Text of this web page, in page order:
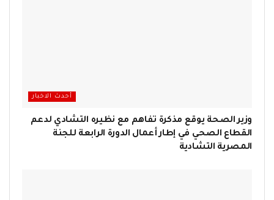
أحدث الاخبار
وزير الصحة يوقع مذكرة تفاهم مع نظيره التشادي لدعم
القطاع الصحي في إطار أعمال الدورة الرابعة للجنة
المصرية التشادية